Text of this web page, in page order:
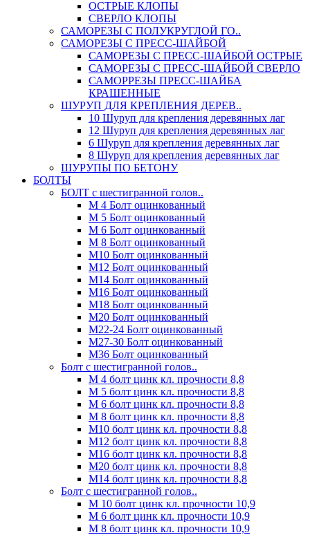
ОСТРЫЕ КЛОПЫ
СВЕРЛО КЛОПЫ
САМОРЕЗЫ С ПОЛУКРУГЛОЙ ГО..
САМОРЕЗЫ С ПРЕСС-ШАЙБОЙ
САМОРЕЗЫ С ПРЕСС-ШАЙБОЙ ОСТРЫЕ
САМОРЕЗЫ С ПРЕСС-ШАЙБОЙ СВЕРЛО
САМОРРЕЗЫ ПРЕСС-ШАЙБА
КРАШЕННЫЕ
ШУРУП ДЛЯ КРЕПЛЕНИЯ ДЕРЕВ..
10 Шуруп для крепления деревянных лаг
12 Шуруп для крепления деревянных лаг
6 Шуруп для крепления деревянных лаг
8 Шуруп для крепления деревянных лаг
ШУРУПЫ ПО БЕТОНУ
БОЛТЫ
БОЛТ с шестигранной голов..
М 4 Болт оцинкованный
М 5 Болт оцинкованный
М 6 Болт оцинкованный
М 8 Болт оцинкованный
М10 Болт оцинкованный
М12 Болт оцинкованный
М14 Болт оцинкованный
М16 Болт оцинкованный
М18 Болт оцинкованный
М20 Болт оцинкованный
М22-24 Болт оцинкованный
М27-30 Болт оцинкованный
М36 Болт оцинкованный
Болт с шестигранной голов..
М 4 болт цинк кл. прочности 8,8
М 5 болт цинк кл. прочности 8,8
М 6 болт цинк кл. прочности 8,8
М 8 болт цинк кл. прочности 8,8
М10 болт цинк кл. прочности 8,8
М12 болт цинк кл. прочности 8,8
М16 болт цинк кл. прочности 8,8
М20 болт цинк кл. прочности 8,8
М14 болт цинк кл. прочности 8,8
Болт с шестигранной голов..
М 10 болт цинк кл. прочности 10,9
М 6 болт цинк кл. прочности 10,9
М 8 болт цинк кл. прочности 10,9